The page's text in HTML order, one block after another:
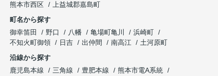
熊本市西区
上益城郡嘉島町
町名から探す
御幸笛田
野口 八幡 亀場町亀川
浜崎町
不知火町御領
日吉 出仲間 南高江
土河原町
沿線から探す
鹿児島本線
三角線 豊肥本線
熊本市電A系統